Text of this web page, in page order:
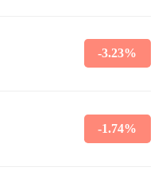
-3.23%
-1.74%